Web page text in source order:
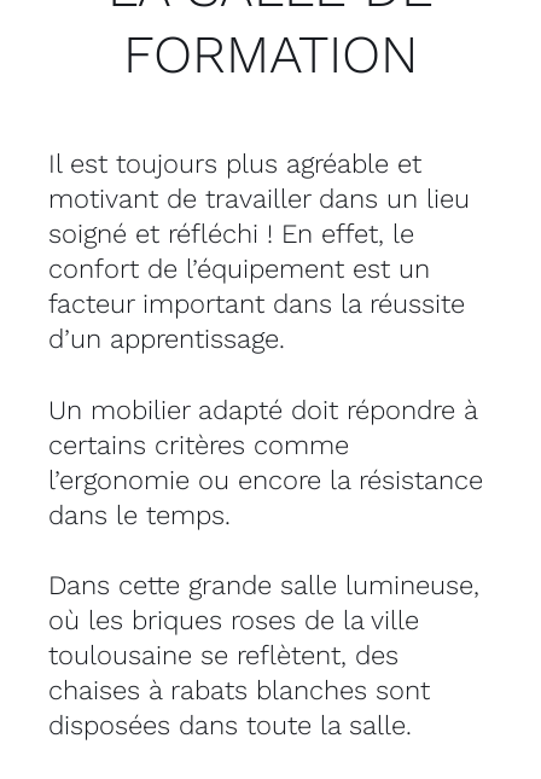
FORMATION
Il est toujours plus agréable et
motivant de travailler dans un lieu
soigné et réfléchi ! En effet, le
confort de l’équipement est un
facteur important dans la réussite
d’un apprentissage.
Un mobilier adapté doit répondre à
certains critères comme
l’ergonomie ou encore la résistance
dans le temps.
Dans cette grande salle lumineuse,
où les briques roses de la ville
toulousaine se reflètent, des
chaises à rabats blanches sont
disposées dans toute la salle.